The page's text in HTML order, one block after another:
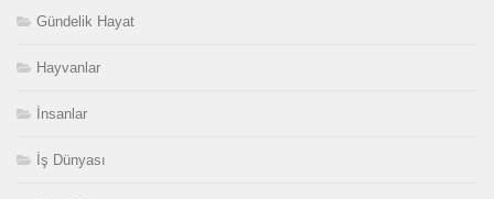
Gündelik Hayat
Hayvanlar
İnsanlar
İş Dünyası